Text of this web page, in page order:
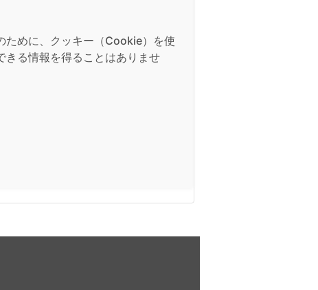
ために、クッキー（Cookie）を使
きる情報を得ることはありませ